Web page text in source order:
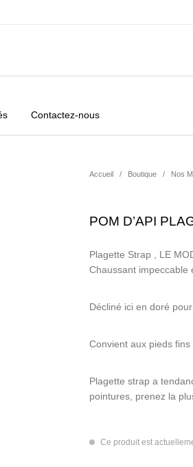
Contactez-nous
Accueil / Boutique / Nos
POM D’API
Plagette Strap , LE
Chaussant impeccable
Décliné ici en doré
Convient aux pieds
Plagette strap a
pointures, prenez la
Ce produit est